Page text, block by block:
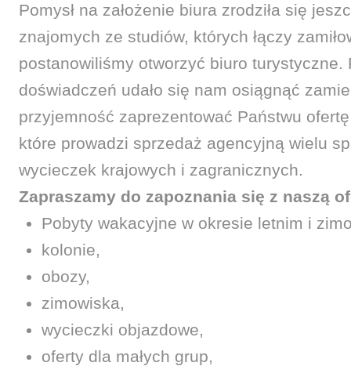
Pomysł na założenie biura zrodziła się
znajomych ze studiów, których łączy
postanowiliśmy otworzyć biuro
doświadczeń udało się nam osiągnąć
przyjemność zaprezentować Państwu
które prowadzi sprzedaż agencyjną wielu
wycieczek krajowych i zagranicznych.
Zapraszamy do zapoznania się z naszą
Pobyty wakacyjne w okresie letnim i
kolonie,
obozy,
zimowiska,
wycieczki objazdowe,
oferty dla małych grup,